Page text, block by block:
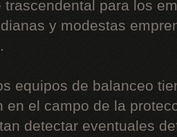
trascendental para los
y modestas
equipos de balanceo
en el campo de la
detectar eventuales